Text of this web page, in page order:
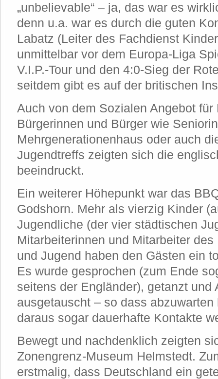
„unbelievable“ – ja, das war es
denn u.a. war es durch die guten
Labatz (Leiter des Fachdienst
unmittelbar vor dem Europa-Liga
V.I.P.-Tour und den 4:0-Sieg der
seitdem gibt es auf der britischen
Auch von dem Sozialen Angebot für
Bürgerinnen und Bürger wie
Mehrgenerationenhaus oder auch
Jugendtreffs zeigten sich die
beeindruckt.
Ein weiterer Höhepunkt war das
Godshorn. Mehr als vierzig Kinder
Jugendliche (der vier städtischen
Mitarbeiterinnen und Mitarbeiter
und Jugend haben den Gästen ein
Es wurde gesprochen (zum Ende
seitens der Engländer), getanzt und
ausgetauscht – so dass
daraus sogar dauerhafte Kontakte
Bewegt und nachdenklich zeigten
Zonengrenz-Museum Helmstedt.
erstmalig, dass Deutschland ein